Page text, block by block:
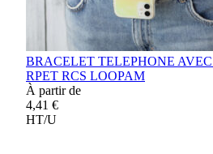
BRACELET TELEPHONE
RPET RCS LOOPAM
À partir de
4,41 €
HT/U